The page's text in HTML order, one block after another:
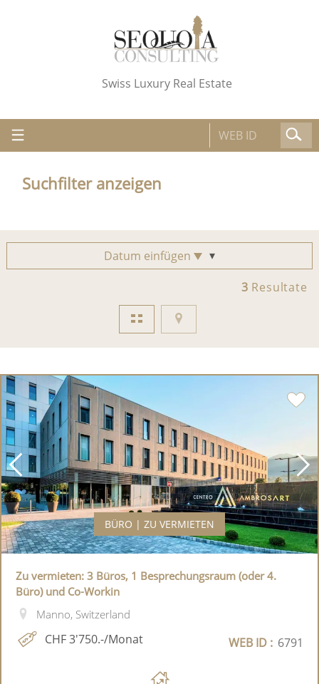
Swiss Luxury Real Estate
Suchfilter anzeigen
Datum einfügen
3 Resultate
BÜRO | ZU VERMIETEN
Zu vermieten: 3 Büros, 1 Besprechungsraum (oder 4.
Büro) und Co-Workin
Manno, Switzerland
CHF 3'750.-/Monat WEB ID : 6791